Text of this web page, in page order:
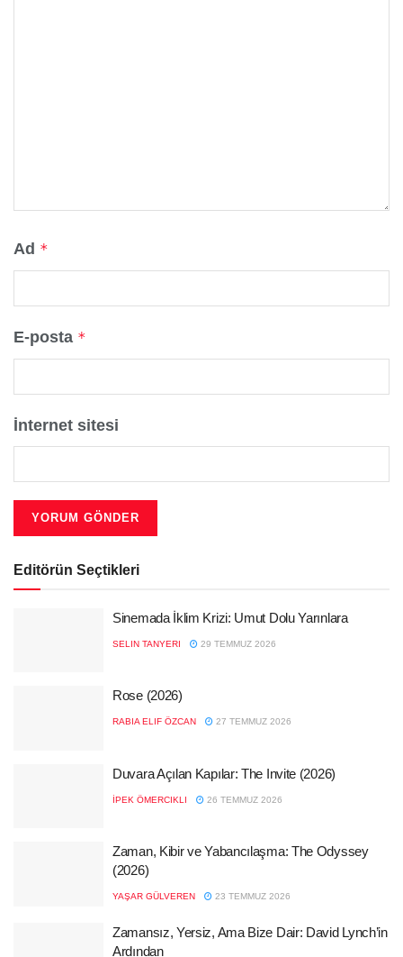
Ad *
E-posta *
İnternet sitesi
Editörün Seçtikleri
Sinemada İklim Krizi: Umut Dolu Yarınlara
SELIN TANYERI 29 TEMMUZ 2026
Rose (2026)
RABIA ELIF ÖZCAN 27 TEMMUZ 2026
Duvara Açılan Kapılar: The Invite (2026)
İPEK ÖMERCIKLI 26 TEMMUZ 2026
Zaman, Kibir ve Yabancılaşma: The Odyssey
(2026)
YAŞAR GÜLVEREN 23 TEMMUZ 2026
Zamansız, Yersiz, Ama Bize Dair: David Lynch’in
Ardından